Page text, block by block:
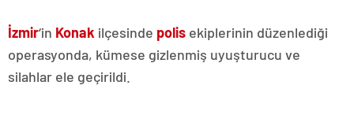
İzmir‘in Konak ilçesinde polis ekiplerinin düzenlediği
operasyonda, kümese gizlenmiş uyuşturucu ve
silahlar ele geçirildi.